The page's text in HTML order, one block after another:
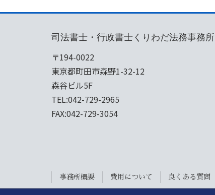
司法書士・行政書士くりわだ法務事務所
〒194-0022
東京都町田市森野1-32-12
森谷ビル5F
TEL:042-729-2965
FAX:042-729-3054
事務所概要 費用について 良くある質問